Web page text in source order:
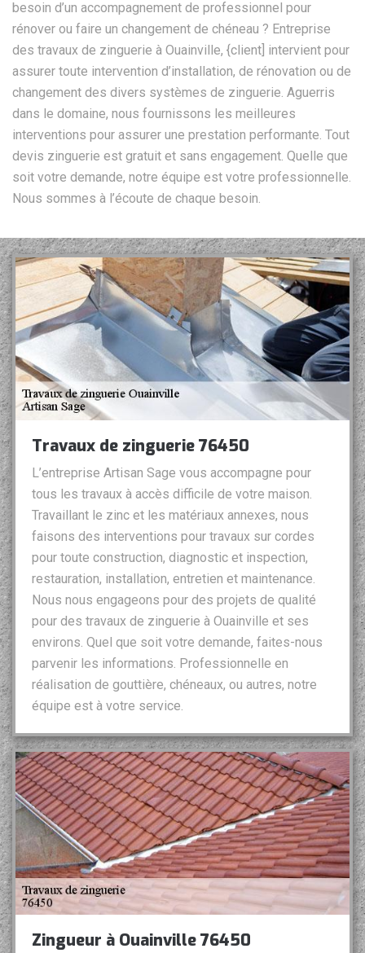
besoin d’un accompagnement de professionnel pour
rénover ou faire un changement de chéneau ? Entreprise
des travaux de zinguerie à Ouainville, {client] intervient pour
assurer toute intervention d’installation, de rénovation ou de
changement des divers systèmes de zinguerie. Aguerris
dans le domaine, nous fournissons les meilleures
interventions pour assurer une prestation performante. Tout
devis zinguerie est gratuit et sans engagement. Quelle que
soit votre demande, notre équipe est votre professionnelle.
Nous sommes à l’écoute de chaque besoin.
Travaux de zinguerie 76450
L’entreprise Artisan Sage vous accompagne pour
tous les travaux à accès difficile de votre maison.
Travaillant le zinc et les matériaux annexes, nous
faisons des interventions pour travaux sur cordes
pour toute construction, diagnostic et inspection,
restauration, installation, entretien et maintenance.
Nous nous engageons pour des projets de qualité
pour des travaux de zinguerie à Ouainville et ses
environs. Quel que soit votre demande, faites-nous
parvenir les informations. Professionnelle en
réalisation de gouttière, chéneaux, ou autres, notre
équipe est à votre service.
Zingueur à Ouainville 76450